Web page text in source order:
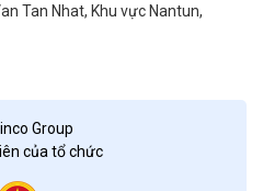
Tan Nhat, Khu vực Nantun,
Group
của tổ chức